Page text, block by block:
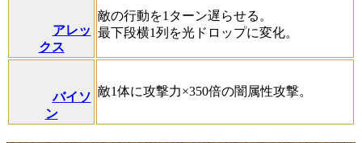
アレッ
クス
敵の行動を1ターン遅らせる。
最下段横1列を光ドロップに変化。
バイソ
ン
敵1体に攻撃力×350倍の闇属性攻撃。